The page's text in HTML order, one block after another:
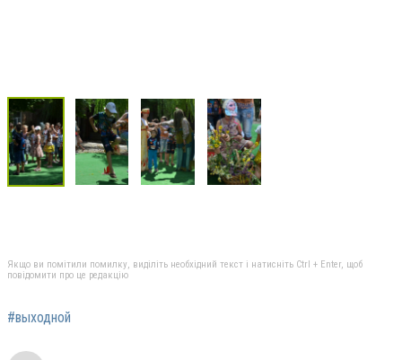
Якщо ви помітили помилку, виділіть необхідний текст і натисніть Ctrl + Enter, щоб
повідомити про це редакцію
#выходной